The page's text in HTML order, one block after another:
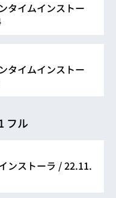
タイムインストー
タイムインストー
フル
ンストーラ / 22.11.